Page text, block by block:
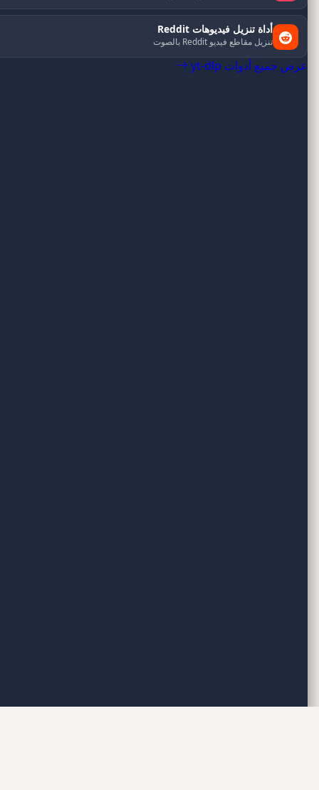
أداة تنزيل فيديوهات Reddit
تنزيل مقاطع فيديو Reddit بالصوت
عرض جميع أدوات yt-dlp